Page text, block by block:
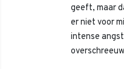
geeft, maar
er niet voor
intense